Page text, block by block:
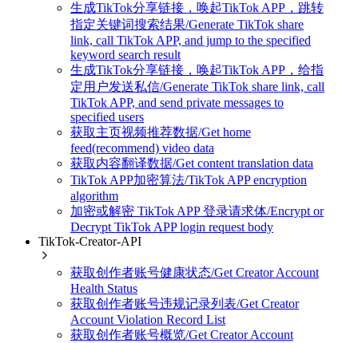
生成TikTok分享链接，唤起TikTok APP，跳转
指定关键词搜索结果/Generate TikTok share
link, call TikTok APP, and jump to the specified
keyword search result
生成TikTok分享链接，唤起TikTok APP，给指
定用户发送私信/Generate TikTok share link, call
TikTok APP, and send private messages to
specified users
获取主页视频推荐数据/Get home
feed(recommend) video data
获取内容翻译数据/Get content translation data
TikTok APP加密算法/TikTok APP encryption
algorithm
加密或解密 TikTok APP 登录请求体/Encrypt or
Decrypt TikTok APP login request body
TikTok-Creator-API
获取创作者账号健康状态/Get Creator Account
Health Status
获取创作者账号违规记录列表/Get Creator
Account Violation Record List
获取创作者账号概览/Get Creator Account